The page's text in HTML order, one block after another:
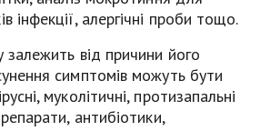
інфекції, алергічні проби тощо.
залежить від причини його
симптомів можуть бути
муколітичні, протизапальні
антибіотики,